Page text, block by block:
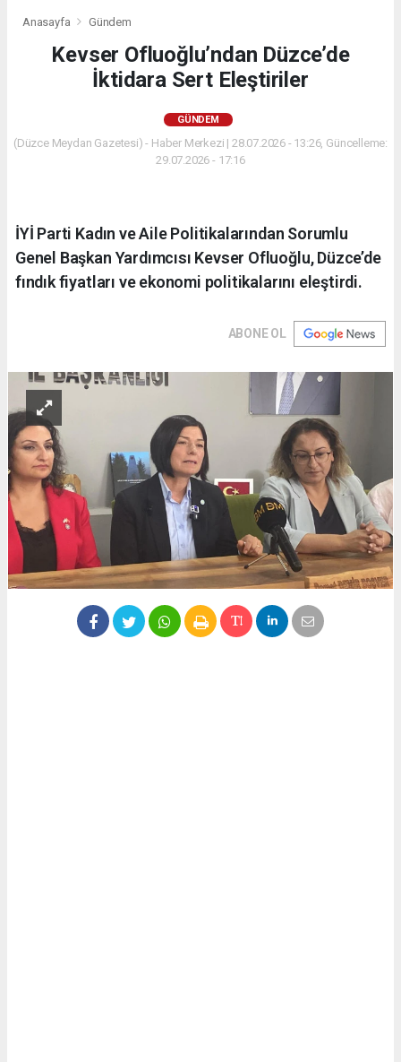
Anasayfa Gündem
Kevser Ofluoğlu’ndan Düzce’de
İktidara Sert Eleştiriler
GÜNDEM
(Düzce Meydan Gazetesi) - Haber Merkezi | 28.07.2026 - 13:26, Güncelleme:
29.07.2026 - 17:16
İYİ Parti Kadın ve Aile Politikalarından Sorumlu
Genel Başkan Yardımcısı Kevser Ofluoğlu, Düzce’de
fındık fiyatları ve ekonomi politikalarını eleştirdi.
ABONE OL